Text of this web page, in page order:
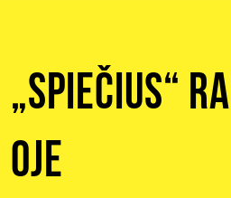
„Spiečius“
oje